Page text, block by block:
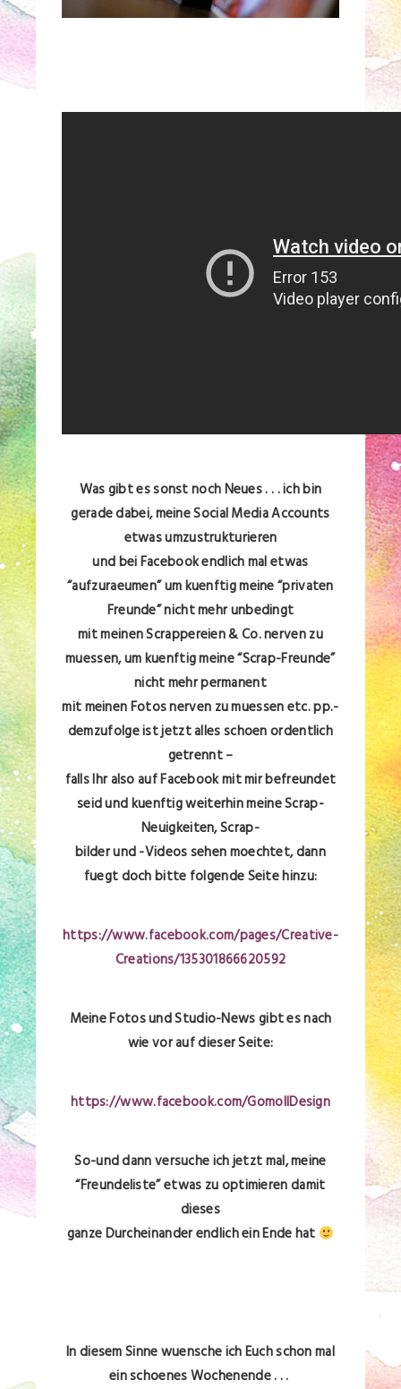
Was gibt es sonst noch Neues . . . ich bin
gerade dabei, meine Social Media Accounts
etwas umzustrukturieren
und bei Facebook endlich mal etwas
“aufzuraeumen” um kuenftig meine “privaten
Freunde” nicht mehr unbedingt
mit meinen Scrappereien & Co. nerven zu
muessen, um kuenftig meine “Scrap-Freunde”
nicht mehr permanent
mit meinen Fotos nerven zu muessen etc. pp.-
demzufolge ist jetzt alles schoen ordentlich
getrennt –
falls Ihr also auf Facebook mit mir befreundet
seid und kuenftig weiterhin meine Scrap-
Neuigkeiten, Scrap-
bilder und -Videos sehen moechtet, dann
fuegt doch bitte folgende Seite hinzu:
https://www.facebook.com/pages/Creative-
Creations/135301866620592
Meine Fotos und Studio-News gibt es nach
wie vor auf dieser Seite:
https://www.facebook.com/GomollDesign
So-und dann versuche ich jetzt mal, meine
“Freundeliste” etwas zu optimieren damit
dieses
ganze Durcheinander endlich ein Ende hat
In diesem Sinne wuensche ich Euch schon mal
ein schoenes Wochenende . . .